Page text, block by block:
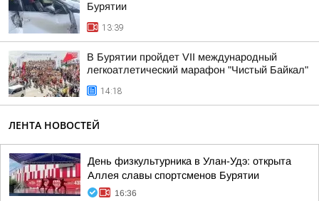
Бурятии
13:39
В Бурятии пройдет VII международный
легкоатлетический марафон "Чистый Байкал"
14:18
ЛЕНТА НОВОСТЕЙ
День физкультурника в Улан-Удэ: открыта
Аллея славы спортсменов Бурятии
16:36